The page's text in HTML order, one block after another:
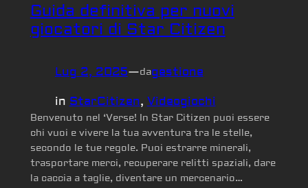
Guida definitiva per nuovi
giocatori di Star Citizen
Lug 2, 2025—dagestione
in StarCitizen, Videogiochi
Benvenuto nel ‘Verse! In Star Citizen puoi essere
chi vuoi e vivere la tua avventura tra le stelle,
secondo le tue regole. Puoi estrarre minerali,
trasportare merci, recuperare relitti spaziali, dare
la caccia a taglie, diventare un mercenario…